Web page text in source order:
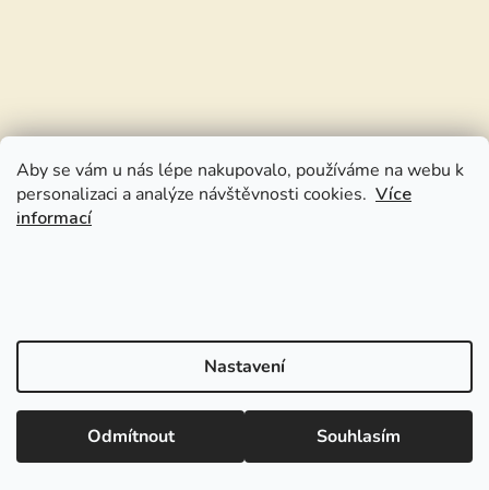
Aby se vám u nás lépe nakupovalo, používáme na webu k
personalizaci a analýze návštěvnosti cookies. Více
informací
Nastavení
Odmítnout Souhlasím